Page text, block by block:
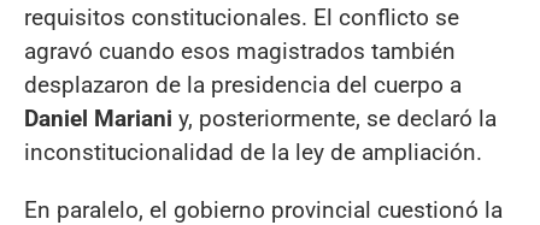
requisitos constitucionales. El conflicto se
agravó cuando esos magistrados también
desplazaron de la presidencia del cuerpo a
Daniel Mariani y, posteriormente, se declaró la
inconstitucionalidad de la ley de ampliación.
En paralelo, el gobierno provincial cuestionó la